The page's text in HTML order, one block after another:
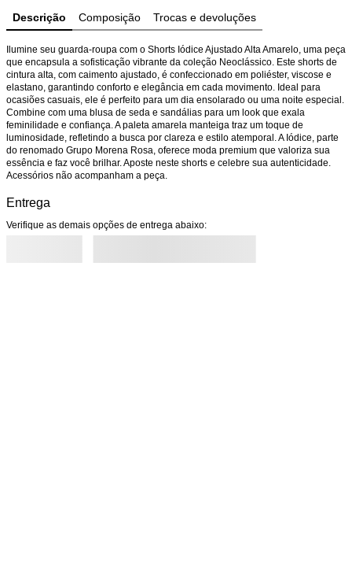
Descrição Composição Trocas e devoluções
Ilumine seu guarda-roupa com o Shorts Iódice Ajustado Alta Amarelo, uma peça
que encapsula a sofisticação vibrante da coleção Neoclássico. Este shorts de
cintura alta, com caimento ajustado, é confeccionado em poliéster, viscose e
elastano, garantindo conforto e elegância em cada movimento. Ideal para
ocasiões casuais, ele é perfeito para um dia ensolarado ou uma noite especial.
Combine com uma blusa de seda e sandálias para um look que exala
feminilidade e confiança. A paleta amarela manteiga traz um toque de
luminosidade, refletindo a busca por clareza e estilo atemporal. A Iódice, parte
do renomado Grupo Morena Rosa, oferece moda premium que valoriza sua
essência e faz você brilhar. Aposte neste shorts e celebre sua autenticidade.
Acessórios não acompanham a peça.
Entrega
Verifique as demais opções de entrega abaixo: